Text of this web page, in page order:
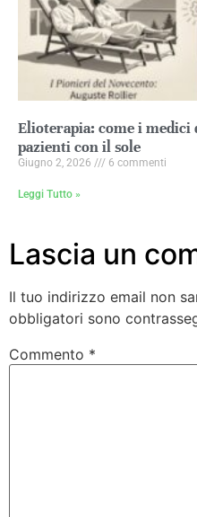
Elioterapia: come i medici
pazienti con il sole
Giugno 2, 2026 6 commenti
Leggi Tutto »
Lascia un
Il tuo indirizzo email non
obbligatori sono
Commento *